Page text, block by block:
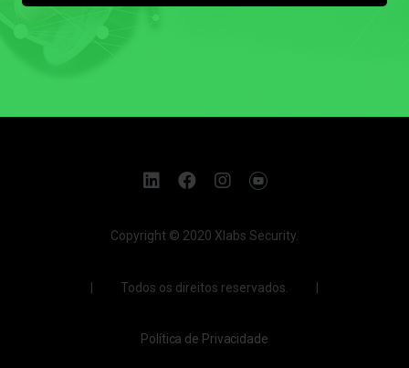
Copyright © 2020 Xlabs Security.
| Todos os direitos reservados. |
Política de Privacidade